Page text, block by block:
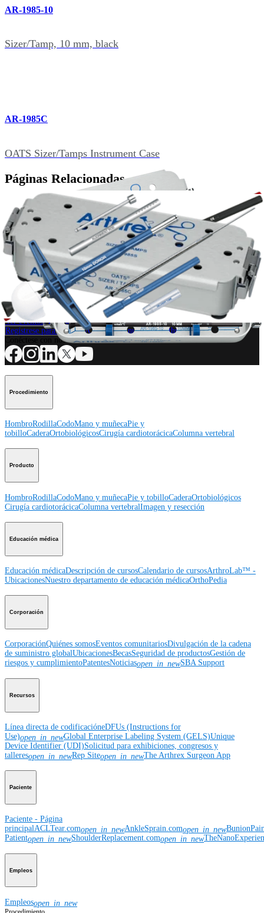
AR-1985-10
Sizer/Tamp, 10 mm, black
AR-1985C
OATS Sizer/Tamps Instrument Case
Páginas Relacionadas
Ortobiología
Autoinjerto para extremidad distal OATS®
Producto
¿Cómo podemos ayudarlo?
Contacte a un representante
Ver eventos, laboratorios y oportunidades educativas
Regístrese para recibir: ¿Qué hay de nuevo en Arthrex?
Conéctese con nosotros
Procedimiento
HombroRodillaCodoMano y muñecaPie y
tobilloCaderaOrtobiológicosCirugía cardiotorácicaColumna vertebral
Producto
HombroRodillaCodoMano y muñecaPie y tobilloCaderaOrtobiológicos
Cirugía cardiotorácicaColumna vertebralImagen y resección
Educación médica
Educación médicaDescripción de cursosCalendario de cursosArthroLab™ -
UbicacionesNuestro departamento de educación médicaOrthoPedia
Corporación
CorporaciónQuiénes somosEventos comunitariosDivulgación de la cadena
de suministro globalUbicacionesBecasSeguridad de productosGestión de
riesgos y cumplimientoPatentesNoticiasopen_in_newSBA Support
Recursos
Línea directa de codificacióneDFUs (Instructions for
Use)open_in_newGlobal Enterprise Labeling System (GELS)Unique
Device Identifier (UDI)Solicitud para exhibiciones, congresos y
talleresopen_in_newRep Siteopen_in_newThe Arthrex Surgeon App
Paciente
Paciente - Página
principalACLTear.comopen_in_newAnkleSprain.comopen_in_new
Patientopen_in_newShoulderReplacement.comopen_in_new
Empleos
Empleosopen_in_new